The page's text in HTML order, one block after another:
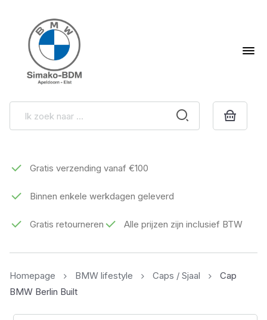
Gratis verzending vanaf €100
Binnen enkele werkdagen geleverd
Gratis retourneren Alle prijzen zijn inclusief BTW
Homepage BMW lifestyle Caps / Sjaal
Cap
BMW Berlin Built